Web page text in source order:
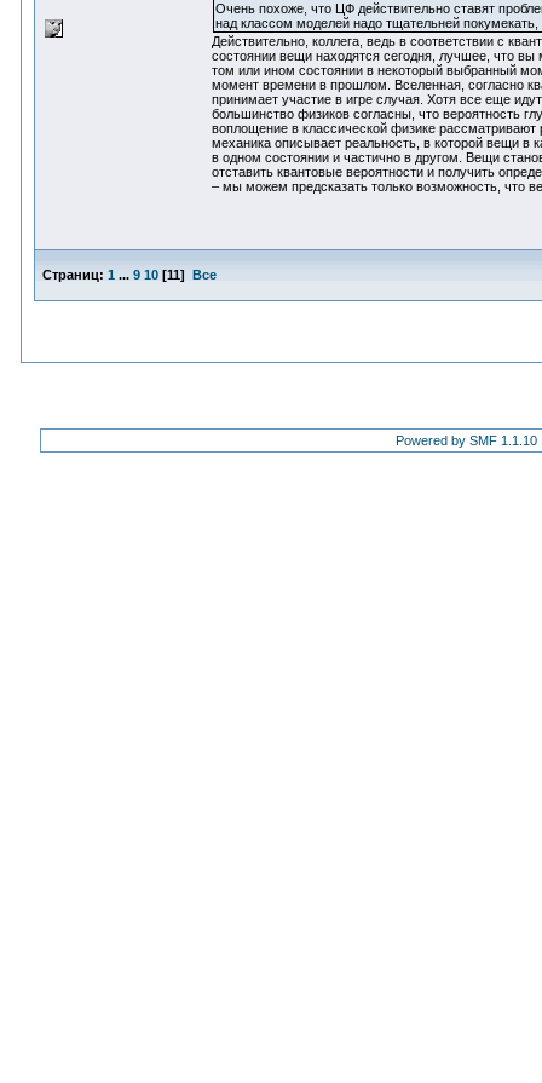
Очень похоже, что ЦФ действительно ставят
над классом моделей надо тщательней
Действительно, коллега, ведь в соответствии с
состоянии вещи находятся сегодня, лучшее, что вы
том или ином состоянии в некоторый выбранный
момент времени в прошлом. Вселенная, согласно
принимает участие в игре случая. Хотя все еще
большинство физиков согласны, что вероятность
воплощение в классической физике
механика описывает реальность, в которой вещи в
в одном состоянии и частично в другом. Вещи
отставить квантовые вероятности и получить
– мы можем предсказать только возможность, что
Страниц: 1 ... 9 10[11] Все
Powered by SMF 1.1.10